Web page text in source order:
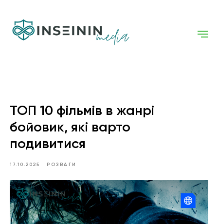
ТОП 10 фільмів в жанрі
бойовик, які варто
подивитися
17.10.2025 РОЗВАГИ